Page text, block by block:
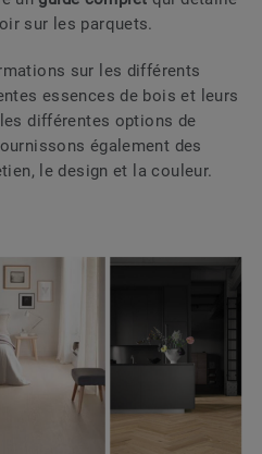
sur les parquets.
sur les différents
essences de bois et leurs
différentes options de
également des
le design et la couleur.